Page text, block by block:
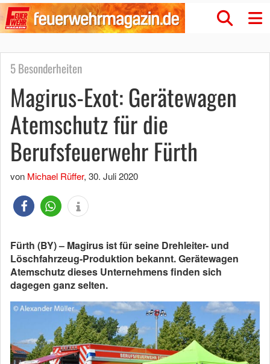
5 Besonderheiten
Magirus-Exot: Gerätewagen
Atemschutz für die
Berufsfeuerwehr Fürth
von Michael Rüffer, 30. Juli 2020
Fürth (BY) – Magirus ist für seine Drehleiter- und
Löschfahrzeug-Produktion bekannt. Gerätewagen
Atemschutz dieses Unternehmens finden sich
dagegen ganz selten.